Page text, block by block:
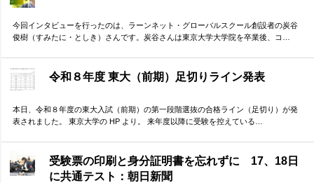
今回インタビューを行ったのは、ラーンネット・グローバルスクール創設者の炭谷
俊樹（すみたに・としき）さんです。炭谷さんは東京大学大学院を卒業後、コ…
令和８年度 東大（前期）足切りライン発表
本日、令和８年度の東大入試（前期）の第一段階選抜の合格ライン（足切り）が発
表されました。 東京大学の HP より。 来年度以降に受験を控えている…
受験票の印刷と身分証明書を忘れずに 17、18日
に共通テスト：朝日新聞